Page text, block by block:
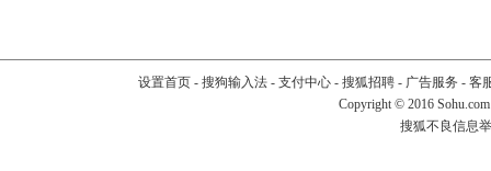
设置首页- 搜狗输入法- 支付中心- 搜狐招聘- 广告服务 - 客
Copyright © 2016
搜狐不良信息